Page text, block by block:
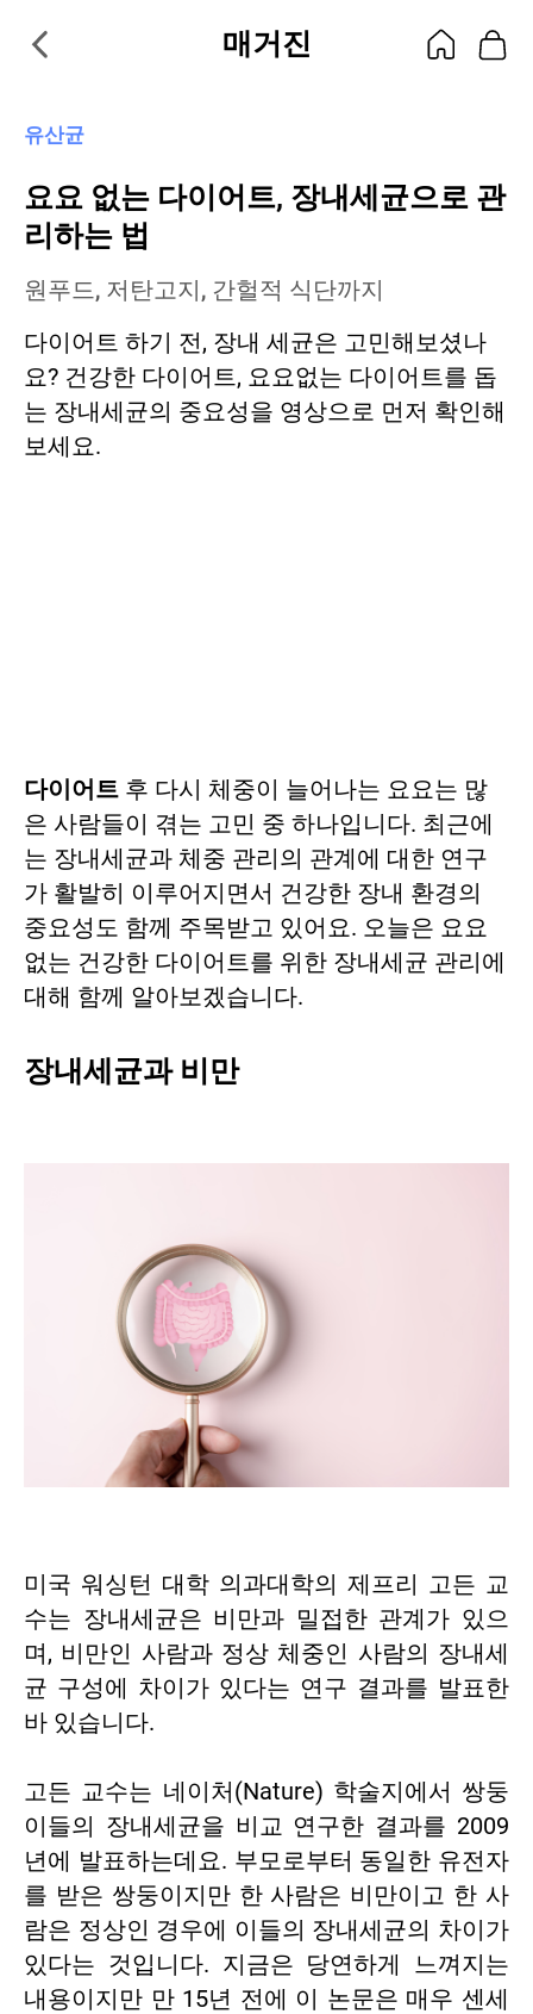
매거진
유산균
요요 없는 다이어트, 장내세균으로 관
리하는 법
원푸드, 저탄고지, 간헐적 식단까지
다이어트 하기 전, 장내 세균은 고민해보셨나
요? 건강한 다이어트, 요요없는 다이어트를 돕
는 장내세균의 중요성을 영상으로 먼저 확인해
보세요.
다이어트후 다시 체중이 늘어나는 요요는 많
은 사람들이 겪는 고민 중 하나입니다. 최근에
는 장내세균과 체중 관리의 관계에 대한 연구
가 활발히 이루어지면서 건강한 장내 환경의
중요성도 함께 주목받고 있어요. 오늘은 요요
없는 건강한 다이어트를 위한 장내세균 관리에
대해 함께 알아보겠습니다.
장내세균과 비만
미국 워싱턴 대학 의과대학의 제프리 고든 교
수는 장내세균은 비만과 밀접한 관계가 있으
며, 비만인 사람과 정상 체중인 사람의 장내세
균 구성에 차이가 있다는 연구 결과를 발표한
바 있습니다.
고든 교수는 네이처(Nature) 학술지에서 쌍둥
이들의 장내세균을 비교 연구한 결과를 2009
년에 발표하는데요. 부모로부터 동일한 유전자
를 받은 쌍둥이지만 한 사람은 비만이고 한 사
람은 정상인 경우에 이들의 장내세균의 차이가
있다는 것입니다. 지금은 당연하게 느껴지는
내용이지만 만 15년 전에 이 논문은 매우 센세